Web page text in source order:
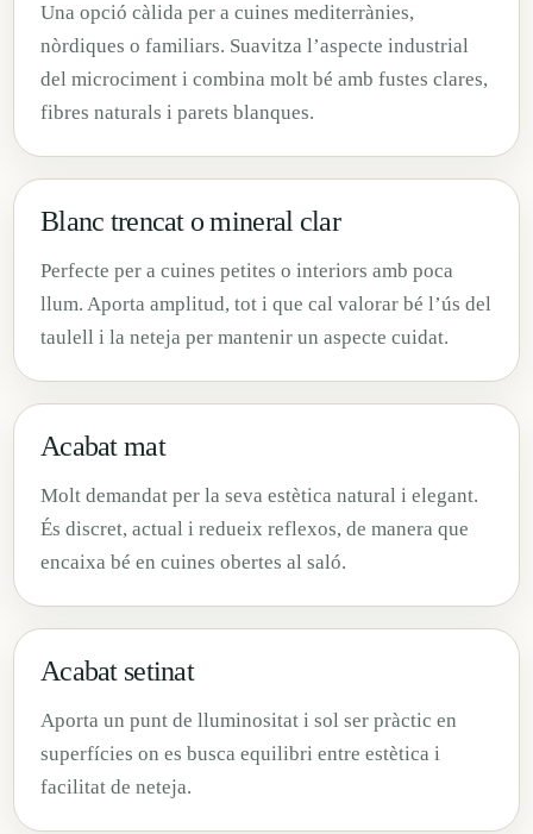
Una opció càlida per a cuines mediterrànies,
nòrdiques o familiars. Suavitza l’aspecte industrial
del microciment i combina molt bé amb fustes clares,
fibres naturals i parets blanques.
Blanc trencat o mineral clar
Perfecte per a cuines petites o interiors amb poca
llum. Aporta amplitud, tot i que cal valorar bé l’ús del
taulell i la neteja per mantenir un aspecte cuidat.
Acabat mat
Molt demandat per la seva estètica natural i elegant.
És discret, actual i redueix reflexos, de manera que
encaixa bé en cuines obertes al saló.
Acabat setinat
Aporta un punt de lluminositat i sol ser pràctic en
superfícies on es busca equilibri entre estètica i
facilitat de neteja.